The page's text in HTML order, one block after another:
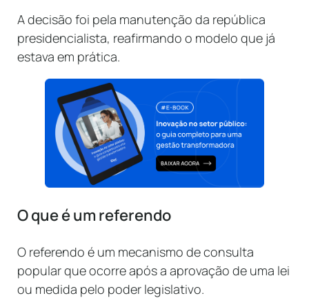
A decisão foi pela manutenção da república
presidencialista, reafirmando o modelo que já
estava em prática.
O que é um referendo
O referendo é um mecanismo de consulta
popular que ocorre após a aprovação de uma lei
ou medida pelo poder legislativo.